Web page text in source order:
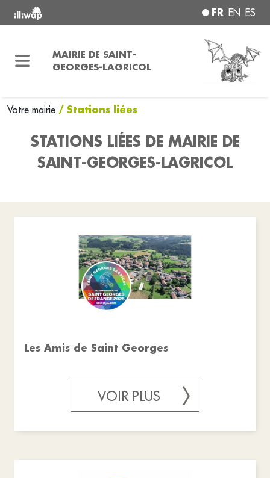
FR EN ES
MAIRIE DE SAINT-
GEORGES-LAGRICOL
Votre mairie / Stations liées
STATIONS LIÉES DE MAIRIE DE
SAINT-GEORGES-LAGRICOL
Les Amis de Saint Georges
VOIR PLUS